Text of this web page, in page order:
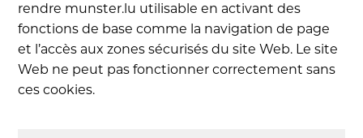
rendre munster.lu utilisable en activant des
fonctions de base comme la navigation de page
et l’accès aux zones sécurisés du site Web. Le site
Web ne peut pas fonctionner correctement sans
ces cookies.